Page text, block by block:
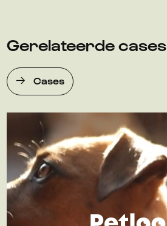
Gerelateerde cases
Cases